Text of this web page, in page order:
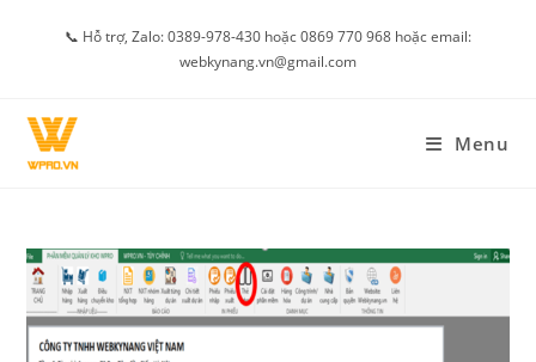
📞 Hỗ trợ, Zalo: 0389-978-430 hoặc 0869 770 968 hoặc email:
webkynang.vn@gmail.com
Menu